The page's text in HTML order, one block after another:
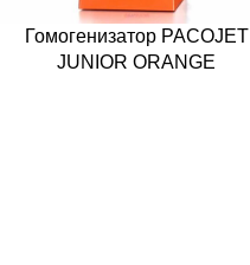
Гомогенизатор PACOJET
JUNIOR ORANGE